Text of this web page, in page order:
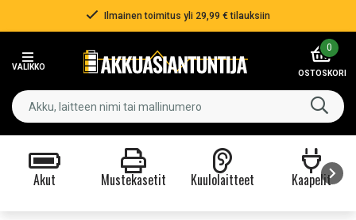
Ilmainen toimitus yli 29,99 € tilauksiin
VALIKKO
0
OSTOSKORI
Akut Mustekasetit Kuulolaitteet Kaapelit